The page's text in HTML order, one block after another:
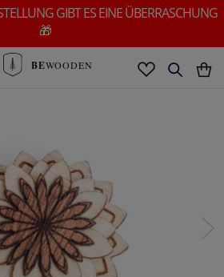
GIBT ES EINE ÜBERRASCHUNG
🎁
BEWOODEN